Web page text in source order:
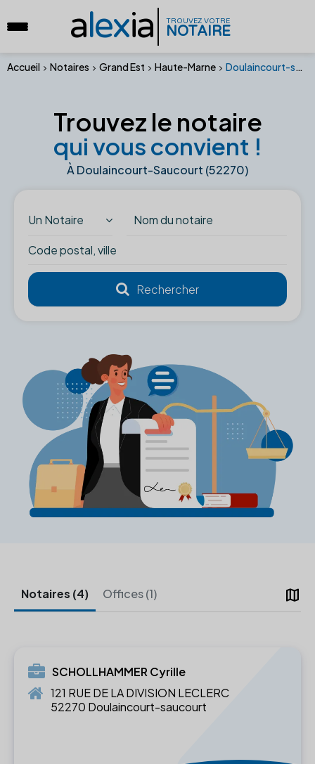
alexia TROUVEZ VOTRE
NOTAIRE
Accueil Notaires Grand Est Haute-Marne Doulaincourt-saucourt (52270)
Trouvez le notaire
qui vous convient !
À Doulaincourt-Saucourt (52270)
Un Notaire
map
Notaires (4) Offices (1)
SCHOLLHAMMER Cyrille
121 RUE DE LA DIVISION LECLERC
52270 Doulaincourt-saucourt